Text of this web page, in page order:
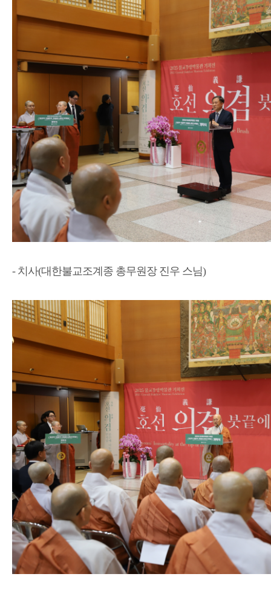
- 치사(대한불교조계종 총무원장 진우 스님)